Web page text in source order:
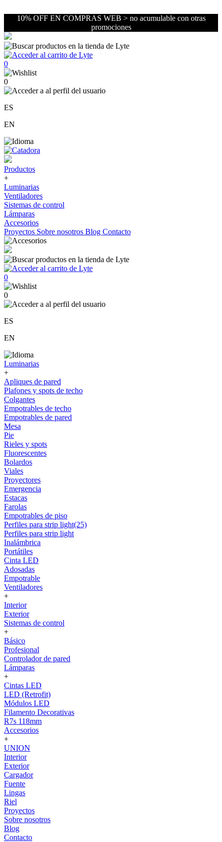
10% OFF EN COMPRAS WEB > no acumulable con otras
promociones
0
0
ES
EN
Productos
+
Luminarias
Ventiladores
Sistemas de control
Lámparas
Accesorios
Proyectos Sobre nosotros Blog Contacto
0
0
ES
EN
Luminarias
+
Apliques de pared
Plafones y spots de techo
Colgantes
Empotrables de techo
Empotrables de pared
Mesa
Pie
Rieles y spots
Fluorescentes
Bolardos
Viales
Proyectores
Emergencia
Estacas
Farolas
Empotrables de piso
Perfiles para strip light(25)
Perfiles para strip light
Inalámbrica
Portátiles
Cinta LED
Adosadas
Empotrable
Ventiladores
+
Interior
Exterior
Sistemas de control
+
Básico
Profesional
Controlador de pared
Lámparas
+
Cintas LED
LED (Retrofit)
Módulos LED
Filamento Decorativas
R7s 118mm
Accesorios
+
UNION
Interior
Exterior
Cargador
Fuente
Lingas
Riel
Proyectos
Sobre nosotros
Blog
Contacto